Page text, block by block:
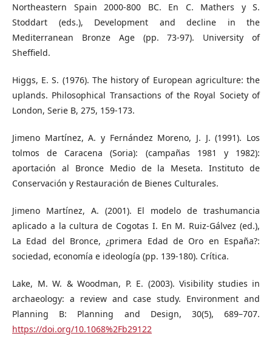
Northeastern Spain 2000-800 BC. En C. Mathers y S.
Stoddart (eds.), Development and decline in the
Mediterranean Bronze Age (pp. 73-97). University of
Sheffield.
Higgs, E. S. (1976). The history of European agriculture: the
uplands. Philosophical Transactions of the Royal Society of
London, Serie B, 275, 159-173.
Jimeno Martínez, A. y Fernández Moreno, J. J. (1991). Los
tolmos de Caracena (Soria): (campañas 1981 y 1982):
aportación al Bronce Medio de la Meseta. Instituto de
Conservación y Restauración de Bienes Culturales.
Jimeno Martínez, A. (2001). El modelo de trashumancia
aplicado a la cultura de Cogotas I. En M. Ruiz-Gálvez (ed.),
La Edad del Bronce, ¿primera Edad de Oro en España?:
sociedad, economía e ideología (pp. 139-180). Crítica.
Lake, M. W. & Woodman, P. E. (2003). Visibility studies in
archaeology: a review and case study. Environment and
Planning B: Planning and Design, 30(5), 689–707.
https://doi.org/10.1068%2Fb29122